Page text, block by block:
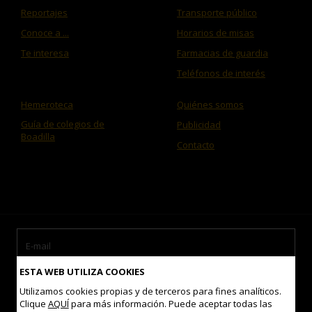
Reportajes
Conoce a ...
Te interesa
Transporte público
Horarios de misas
Farmacias de guardia
Teléfonos de interés
Hemeroteca
Guía de colegios de
Boadilla
Quiénes somos
Publicidad
Contacto
ESTA WEB UTILIZA COOKIES
Utilizamos cookies propias y de terceros para fines analíticos.
Clique AQUÍpara más información. Puede aceptar todas las